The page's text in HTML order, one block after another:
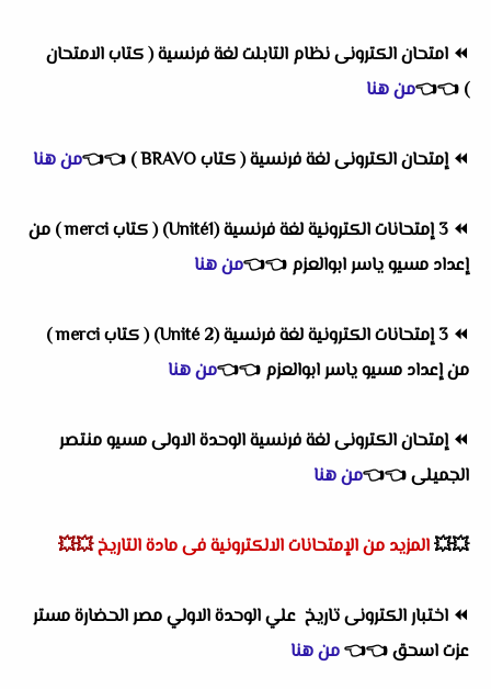
⏪ امتحان الكترونى نظام التابلت لغة فرنسية ( كتاب الامتحان
)
👈
👈من هنا
⏪إمتحان الكترونى لغة فرنسية ( كتاب BRAVO ) 👈
👈من هنا
⏪
3 إمتحانات الكترونية لغة فرنسية (Unité1) ( كتاب merci ) من
إعداد مسيو ياسر ابوالعزم 👈
👈من هنا
⏪
3 إمتحانات الكترونية لغة فرنسية (Unité 2) ( كتاب merci )
من إعداد مسيو ياسر ابوالعزم 👈
👈من هنا
⏪إمتحان الكترونى لغة فرنسية الوحدة الاولى مسيو منتصر
الجميلى👈
👈من هنا
💥💥المزيد من الإمتحانات الالكترونية فى مادة التاريخ💥💥
⏪ اختبار الكترونىتاريخ علي الوحدة الاولي مصر الحضارة مستر
عزت اسحق👈
👈من هنا